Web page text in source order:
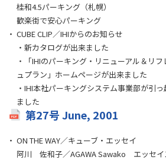
桂和4.5パーキング（札幌）
歓楽街で安心パーキング
CUBE CLIP／IHIからのお知らせ
・新カタログが出来ました
・「IHIのパーキング・リニューアル＆リフ
ュプラン」ホームページが出来ました
・IHI本社パーキングシステム事業部が引っ
ました
第27号 June, 2001
ON THE WAY／キューブ・エッセイ
阿川 佐和子／AGAWA Sawako エッセイ